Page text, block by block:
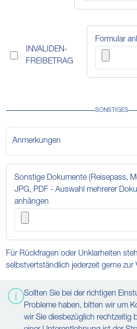
INVALIDEN-
FREIBETRAG
Formular
SONSTIGES
Anmerkungen
Sonstige Dokumente (Reisepass,
JPG, PDF - Auswahl mehrerer
anhängen
Für Rückfragen oder Unklarheiten
selbstvertständlich jederzeit gerne zur
Sollten Sie bei der richtigen
Probleme haben, bitten wir um
wir Sie diesbezüglich rechtzeitig